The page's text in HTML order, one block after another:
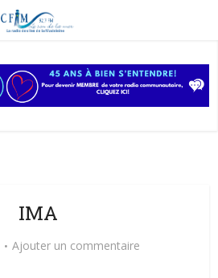
IMA
Ajouter un commentaire